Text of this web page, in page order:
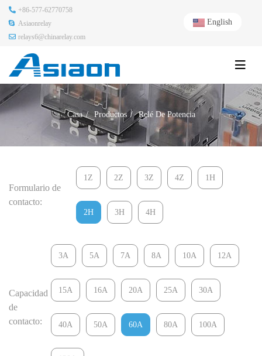
+86-577-62770758
Asiaonrelay
relays6@chinarelay.com
English
Casa Productos Relé De Potencia
Formulario de
contacto:
1Z 2Z 3Z 4Z 1H
2H 3H 4H
Capacidad
de
contacto:
3A 5A 7A 8A 10A 12A
15A 16A 20A 25A 30A
40A 50A 60A 80A 100A